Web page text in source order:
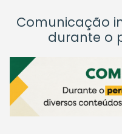
Comunicação
durante o